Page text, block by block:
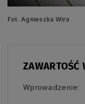
Fot. Agnieszka Wira
ZAWARTOŚĆ
Wprowadzenie: